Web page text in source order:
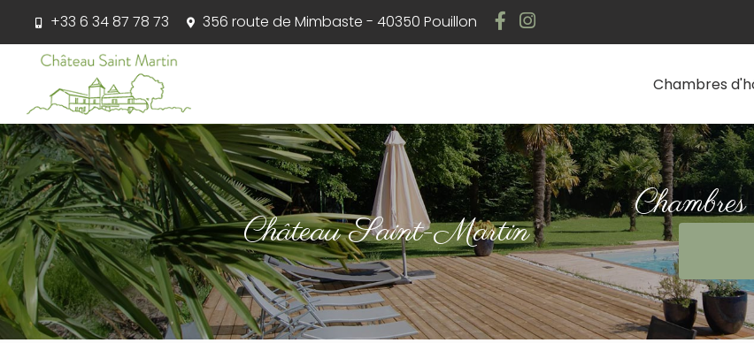
contenu
principal
+33 6 34 87 78 73 356 route de Mimbaste - 40350 Pouillon
Chambres
Château Saint-Martin